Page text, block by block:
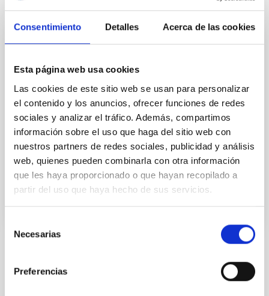
Consentimiento Detalles Acerca de las cookies
Esta página web usa cookies
Las cookies de este sitio web se usan para personalizar
el contenido y los anuncios, ofrecer funciones de redes
sociales y analizar el tráfico. Además, compartimos
información sobre el uso que haga del sitio web con
nuestros partners de redes sociales, publicidad y análisis
web, quienes pueden combinarla con otra información
que les haya proporcionado o que hayan recopilado a
partir del uso que haya hecho de sus servicios.
Necesarias
Preferencias
FIJO TURNO LIBRE
UN CONTRATO - TÉCNICO/A DE TALLER -
ESPECIALIDAD MECÁNICA- FIJO
LABORAL - PS-2026-032
Se convoca proceso selectivo para el ingreso, como
personal laboral fijo, de un puesto de trabajo con la
categoría profesional de Técnico/a de Taller, acogido
al Convenio y que tendrá, entre otras